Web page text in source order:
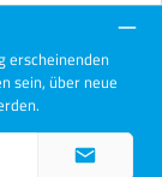
erscheinenden
sein, über neue